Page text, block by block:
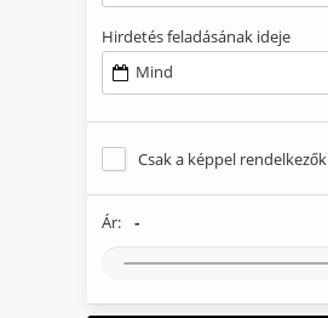
Hirdetés feladásának ideje
Mind
Csak a képpel rendelkezők
Ár: -